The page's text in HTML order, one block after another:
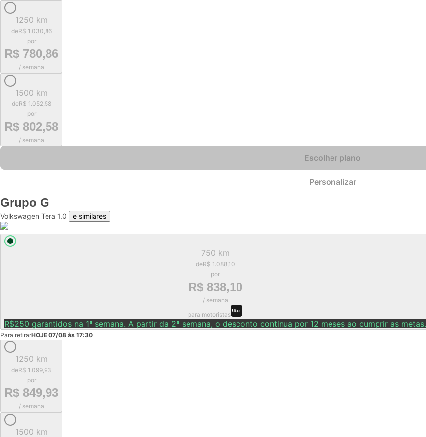
1250 km
deR$ 1.030,86
por
R$ 780,86
/ semana
1500 km
deR$ 1.052,58
por
R$ 802,58
/ semana
Escolher plano
Personalizar
Grupo G
Volkswagen Tera 1.0 e similares
750 km
deR$ 1.088,10
por
R$ 838,10
/ semana
para motoristas
R$250 garantidos na 1ª semana. A partir da 2ª semana, o desconto continua por 12 meses ao cumprir as metas.
Para retirarHOJE 07/08 às 17:30
1250 km
deR$ 1.099,93
por
R$ 849,93
/ semana
1500 km